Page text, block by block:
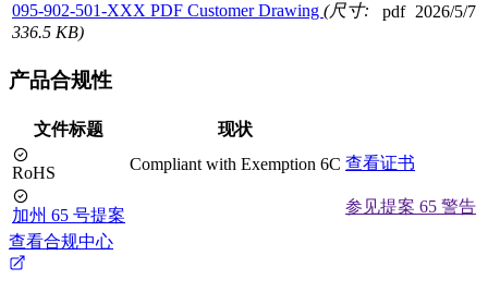
095-902-501-XXX PDF Customer Drawing (尺寸:
336.5 KB)
pdf 2026/5/7
产品合规性
文件标题 现状
RoHS Compliant with Exemption 6C 查看证书
加州 65 号提案
参见提案 65 警告
查看合规中心